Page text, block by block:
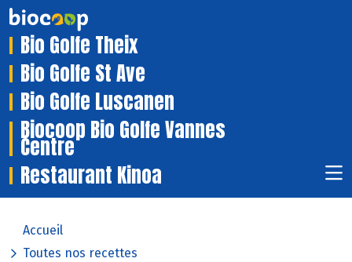
Bio Golfe Theix
Bio Golfe St Ave
Bio Golfe Luscanen
Biocoop Bio Golfe Vannes
Centre
Restaurant Kinoa
Accueil
Toutes nos recettes